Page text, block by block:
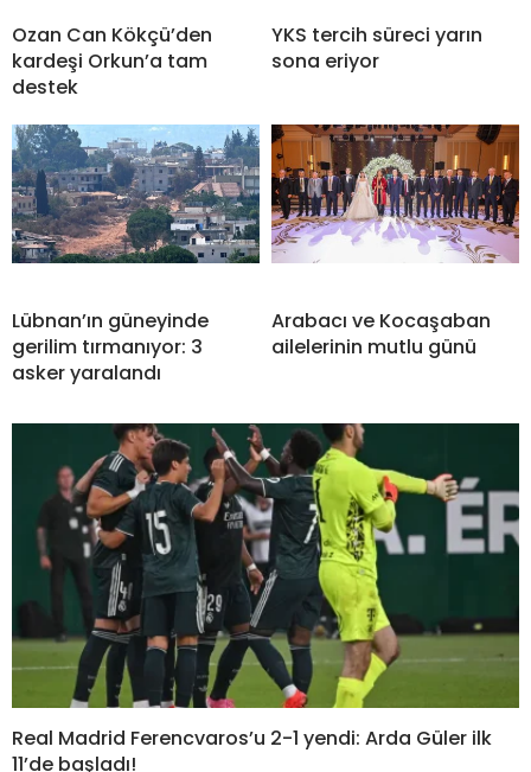
Ozan Can Kökçü’den
kardeşi Orkun’a tam
destek
YKS tercih süreci yarın
sona eriyor
Lübnan’ın güneyinde
gerilim tırmanıyor: 3
asker yaralandı
Arabacı ve Kocaşaban
ailelerinin mutlu günü
Real Madrid Ferencvaros’u 2-1 yendi: Arda Güler ilk
11’de başladı!